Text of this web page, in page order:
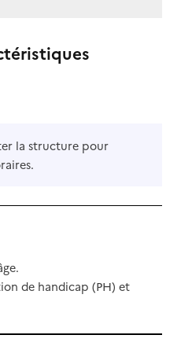
la structure pour
de handicap (PH) et